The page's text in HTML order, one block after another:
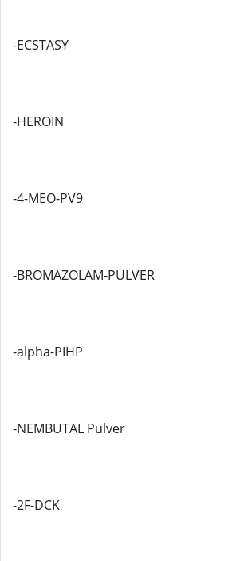
-ECSTASY
-HEROIN
-4-MEO-PV9
-BROMAZOLAM-PULVER
-alpha-PIHP
-NEMBUTAL Pulver
-2F-DCK